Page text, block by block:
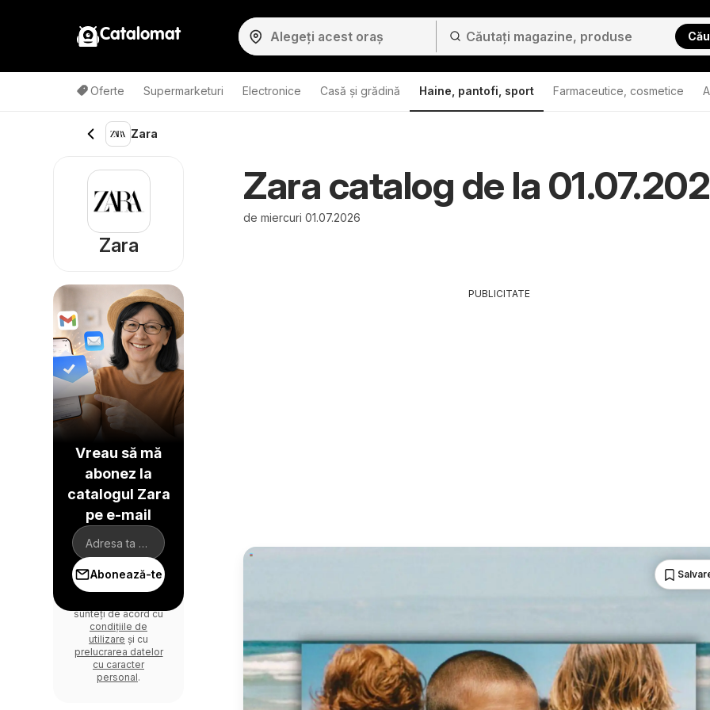
Catalomat
Oferte Supermarketuri Electronice Casă și grădină Haine, pantofi, sport Farmaceutice, cosmetice
Zara
Zara catalog de la
de miercuri 01.07.2026
PUBLICITATE
Zara
Vreau să mă
abonez la
catalogul Zara
pe e-mail
Abonează-te
sunteți de acord cu
condițiile de
utilizare și cu
prelucrarea datelor
cu caracter
personal.